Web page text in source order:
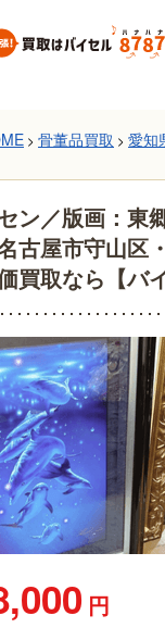
> 骨董品買取 > 愛知
ン／版画：東
古屋市守山区
買取なら【バ
円